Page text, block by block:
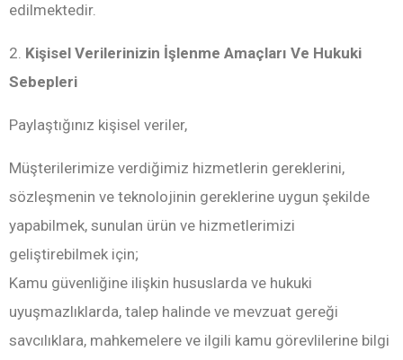
edilmektedir.
2. Kişisel Verilerinizin İşlenme Amaçları Ve Hukuki
Sebepleri
Paylaştığınız kişisel veriler,
Müşterilerimize verdiğimiz hizmetlerin gereklerini,
sözleşmenin ve teknolojinin gereklerine uygun şekilde
yapabilmek, sunulan ürün ve hizmetlerimizi
geliştirebilmek için;
Kamu güvenliğine ilişkin hususlarda ve hukuki
uyuşmazlıklarda, talep halinde ve mevzuat gereği
savcılıklara, mahkemelere ve ilgili kamu görevlilerine bilgi